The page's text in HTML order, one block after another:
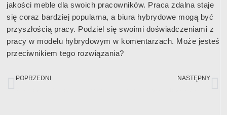
jakości meble dla swoich pracowników. Praca zdalna staje
się coraz bardziej popularna, a biura hybrydowe mogą być
przyszłością pracy. Podziel się swoimi doświadczeniami z
pracy w modelu hybrydowym w komentarzach. Może jesteś
przeciwnikiem tego rozwiązania?
Prev
POPRZEDNI NASTĘPNY